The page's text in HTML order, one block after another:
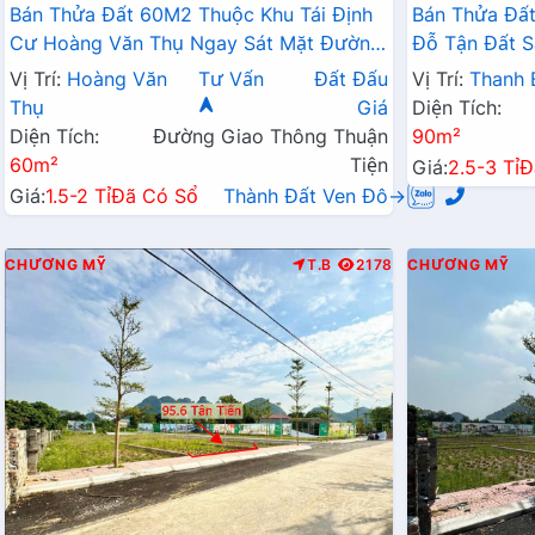
Bán Thửa Đất 60M2 Thuộc Khu Tái Định
Cư Hoàng Văn Thụ Ngay Sát Mặt Đường
Kinh Doanh QL21A
Vị Trí: Hoàng Văn
Thụ
Tư Vấn
Đất Đấu
Giá
Diện Tích:
60m²
Đường Giao Thông Thuận
Tiện
Giá:1.5-2 TỉĐã Có Sổ Thành Đất Ven Đô→
Bán Thửa
Đỗ Tận Đất
Liên Xã
Vị Trí: Thanh
Diện Tích:
90m²
Giá:2.5-3 Tỉ
CHƯƠNG MỸ T.B 2178 CHƯƠNG MỸ